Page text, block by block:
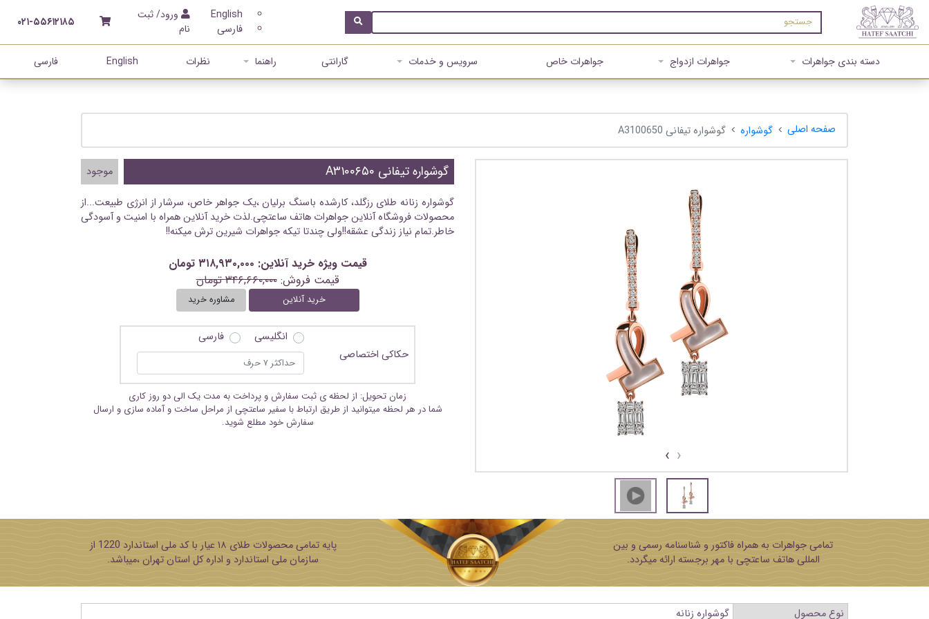
۰۲۱-۵۵۶۱۲۱۸۵
ورود/ ثبت
نام
English
فارسی
دسته بندی جواهرات جواهرات ازدواج جواهرات خاص سرویس و خدمات گارانتی راهنما نظرات English فارسی
صفحه اصلی گوشواره گوشواره تیفانی A3100650
‹
›
گوشواره تیفانی A۳۱۰۰۶۵۰
موجود
گوشواره زنانه طلای رزگلد، کارشده باسنگ برلیان ،یک جواهر خاص، سرشار از انرژی طبیعت...از
محصولات فروشگاه آنلاین جواهرات هاتف ساعتچی.لذت خرید آنلاین همراه با امنیت و آسودگی
خاطر.تمام نیاز زندگی عشقه!!ولی چندتا تیکه جواهرات شیرین ترش میکنه!!
قیمت ویژه خرید آنلاین: ۳۱۸,۹۳۰,۰۰۰ تومان
قیمت فروش:۳۴۶,۶۶۰,۰۰۰ تومان
خرید آنلاین مشاوره خرید
حکاکی اختصاصی
انگلیسی فارسی
زمان تحویل: از لحظه ی ثبت سفارش و پرداخت به مدت یک الی دو روز کاری
شما در هر لحظه میتوانید از طریق ارتباط با سفیر ساعتچی از مراحل ساخت و آماده سازی و ارسال
سفارش خود مطلع شوید.
تمامی جواهرات به همراه فاکتور و شناسنامه رسمی و بین
المللی هاتف ساعتچی با مهر برجسته ارائه میگردد.
پایه تمامی محصولات طلای ۱۸ عیار با کد ملی استاندارد 1220 از
سازمان ملی استاندارد و اداره کل استان تهران ،میباشد.
نوع محصول گوشواره زنانه